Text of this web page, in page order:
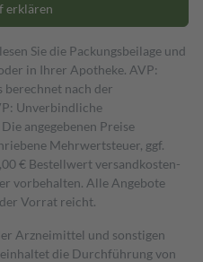
erklären
Sie die Packungsbeilage und
in Ihrer Apotheke. AVP:
nach der
Unverbindliche
angegebenen Preise
Mehrwertsteuer, ggf.
€ Bestell­wert versand­kosten­
vorbehalten. Alle Angebote
Vorrat reicht.
Arzneimittel und sonstigen
die Durchführung von